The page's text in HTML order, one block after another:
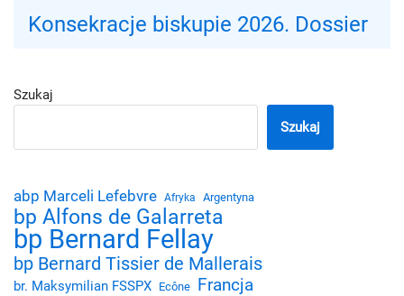
Konsekracje biskupie 2026. Dossier
Szukaj
Szukaj
abp Marceli Lefebvre Afryka Argentyna
bp Alfons de Galarreta
bp Bernard Fellay
bp Bernard Tissier de Mallerais
br. Maksymilian FSSPX Ecône Francja